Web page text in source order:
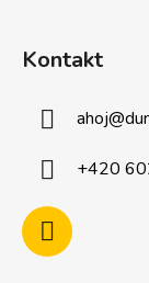
Kontakt
ahoj@
+420